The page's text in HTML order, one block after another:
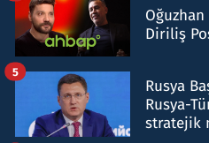
Diriliş
Rusya
Rusya-
stratejik
5